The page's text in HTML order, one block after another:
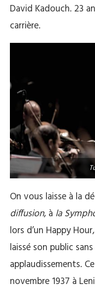
David Kadouch. 23
carrière.
On vous laisse à la
diffusion, à la
lors d’un Happy
laissé son public
applaudissements.
novembre 1937 à